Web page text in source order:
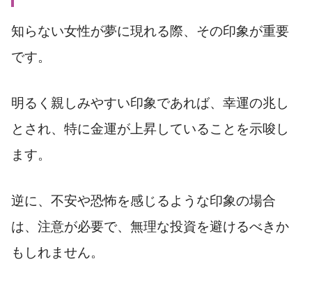
知らない女性が夢に現れる際、その印象が重要
です。
明るく親しみやすい印象であれば、幸運の兆し
とされ、特に金運が上昇していることを示唆し
ます。
逆に、不安や恐怖を感じるような印象の場合
は、注意が必要で、無理な投資を避けるべきか
もしれません。